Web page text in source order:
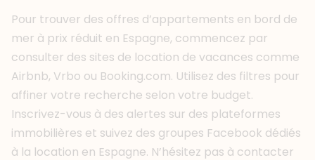
Pour trouver des offres d’appartements en bord de
mer à prix réduit en Espagne, commencez par
consulter des sites de location de vacances comme
Airbnb, Vrbo ou Booking.com. Utilisez des filtres pour
affiner votre recherche selon votre budget.
Inscrivez-vous à des alertes sur des plateformes
immobilières et suivez des groupes Facebook dédiés
à la location en Espagne. N’hésitez pas à contacter